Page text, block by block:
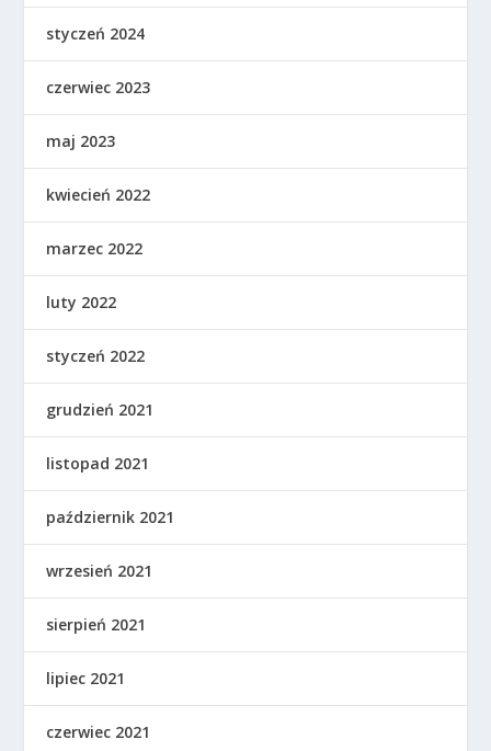
styczeń 2024
czerwiec 2023
maj 2023
kwiecień 2022
marzec 2022
luty 2022
styczeń 2022
grudzień 2021
listopad 2021
październik 2021
wrzesień 2021
sierpień 2021
lipiec 2021
czerwiec 2021